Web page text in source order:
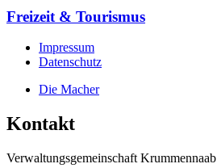
Freizeit & Tourismus
Impressum
Datenschutz
Die Macher
Kontakt
Verwaltungsgemeinschaft Krummennaab